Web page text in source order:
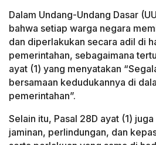
Dalam Undang-Undang Dasar
bahwa setiap warga negara
dan diperlakukan secara adil di
pemerintahan, sebagaimana
ayat (1) yang menyatakan
bersamaan kedudukannya di
pemerintahan”.
Selain itu, Pasal 28D ayat (1)
jaminan, perlindungan, dan